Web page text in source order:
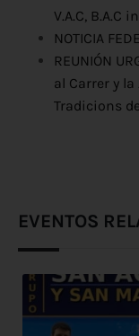
V.A.C, B.A.C
NOTICIA
REUNIÓN
al Carrer y
Tradicions
EVENTOS